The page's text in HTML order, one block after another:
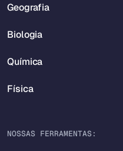
Geografia
Biologia
Química
Física
NOSSAS FERRAMENTAS: